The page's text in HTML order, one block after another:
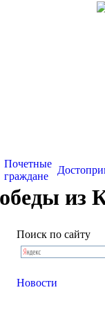
Почетные
граждане
Поиск по сайту
Новости